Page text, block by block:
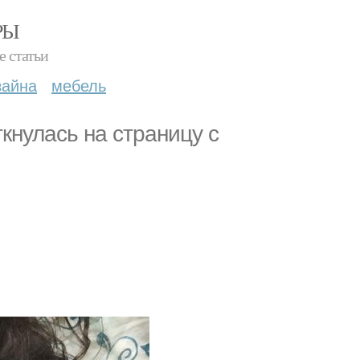
статьи
мебель
на страницу с